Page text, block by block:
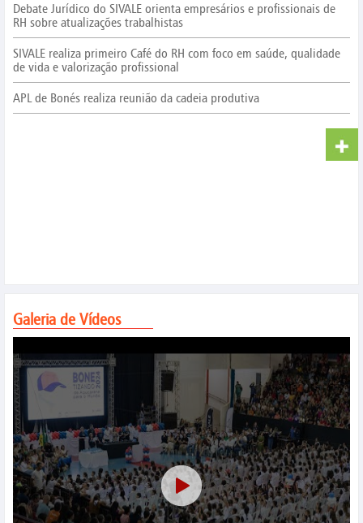
Debate Jurídico do SIVALE orienta empresários e profissionais de
RH sobre atualizações trabalhistas
SIVALE realiza primeiro Café do RH com foco em saúde, qualidade
de vida e valorização profissional
APL de Bonés realiza reunião da cadeia produtiva
Galeria de Vídeos